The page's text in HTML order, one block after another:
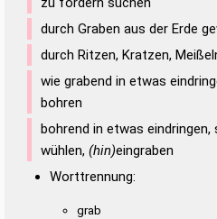
durch Graben aus der Erde
durch Ritzen, Kratzen,
wie grabend in etwas
bohren
bohrend in etwas eindringen,
wühlen, (hin)eingraben
Worttrennung:
grab